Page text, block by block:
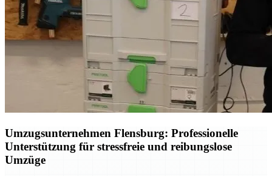
Umzugsunternehmen Flensburg: Professionelle
Unterstützung für stressfreie und reibungslose
Umzüge